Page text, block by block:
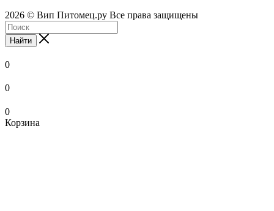
2026 © Вип Питомец.ру Все права защищены
Найти
0
0
0
Корзина